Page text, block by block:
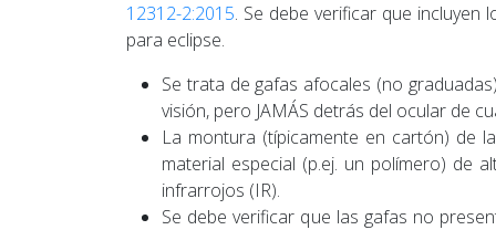
12312-2:2015. Se debe verificar que incluyen
para eclipse.
Se trata de gafas afocales (no
visión, pero JAMÁS detrás del ocular de
La montura (típicamente en cartón) de
material especial (p.ej. un polímero) de
infrarrojos (IR).
Se debe verificar que las gafas no